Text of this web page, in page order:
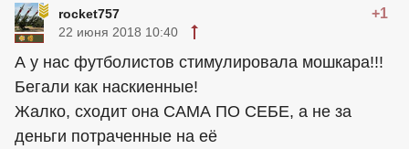
rocket757 +1
22 июня 2018 10:40
А у нас футболистов стимулировала мошкара!!!
Бегали как наскиенные!
Жалко, сходит она САМА ПО СЕБЕ, а не за
деньги потраченные на её